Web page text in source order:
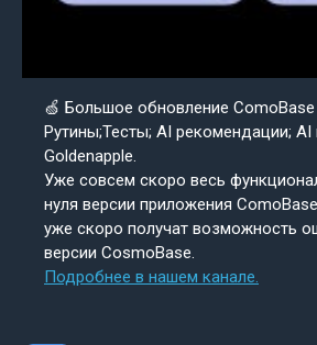
🍏 Большое обновление ComoBase
Рутины;Тесты; AI рекомендации;
Goldenapple.
Уже совсем скоро весь
нуля версии приложения
уже скоро получат возможность
версии CosmoBase.
Подробнее в нашем канале.